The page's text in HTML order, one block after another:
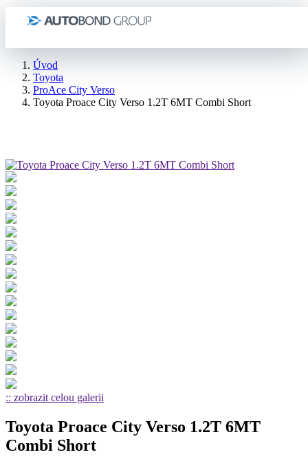
Úvod
Toyota
ProAce City Verso
Toyota Proace City Verso 1.2T 6MT Combi Short
:: zobrazit celou galerii
Toyota Proace City Verso 1.2T 6MT
Combi Short